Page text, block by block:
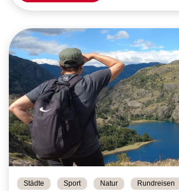
Städte Sport Natur Rundreisen